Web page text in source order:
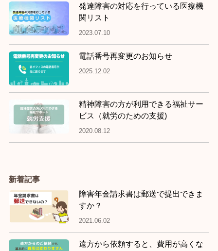
発達障害の対応を行っている医療機
関リスト
2023.07.10
電話番号再変更のお知らせ
2025.12.02
精神障害の方が利用できる福祉サー
ビス（就労のための支援)
2020.08.12
新着記事
障害年金請求書は郵送で提出できま
すか？
2021.06.02
遠方から依頼すると、費用が高くな